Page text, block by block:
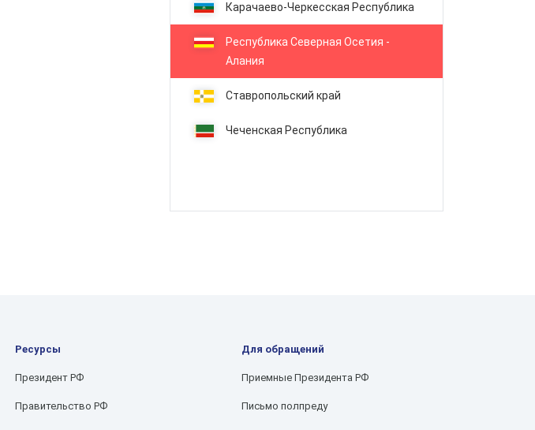
Карачаево-Черкесская Республика
Республика Северная Осетия -
Алания
Ставропольский край
Чеченская Республика
Ресурсы
Президент РФ
Правительство РФ
Для обращений
Приемные Президента РФ
Письмо полпреду